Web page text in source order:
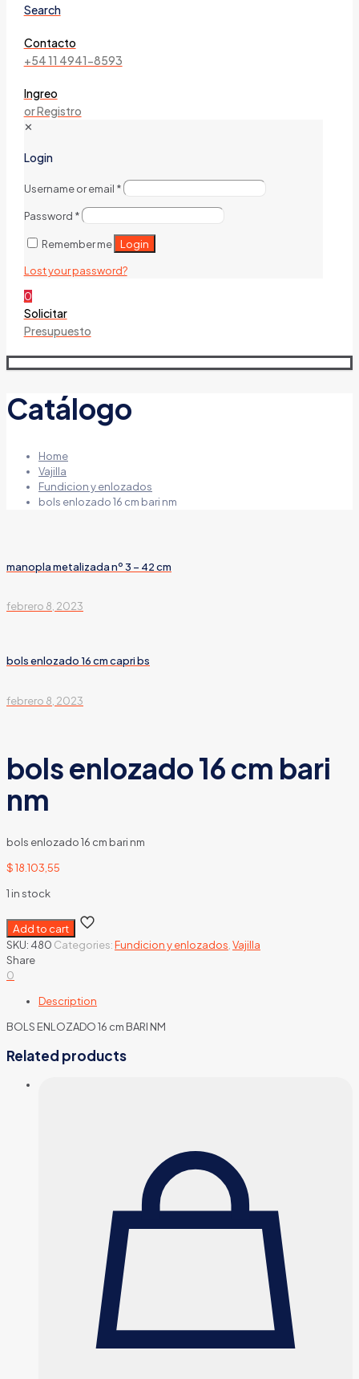
Search
Contacto
+54 11 4941-8593
Ingreo
or Registro
✕
Login
Username or email *
Password *
Remember me Login
Lost your password?
0
Solicitar
Presupuesto
Catálogo
Home
Vajilla
Fundicion y enlozados
bols enlozado 16 cm bari nm
manopla metalizada nº 3 – 42 cm
febrero 8, 2023
bols enlozado 16 cm capri bs
febrero 8, 2023
bols enlozado 16 cm bari
nm
bols enlozado 16 cm bari nm
$18.103,55
1 in stock
Add to cart
SKU: 480 Categories:Fundicion y enlozados Vajilla
Share
0
Description
BOLS ENLOZADO 16 cm BARI NM
Related products